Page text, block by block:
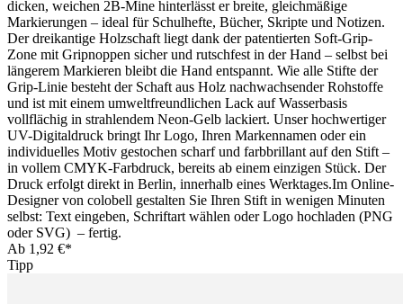
dicken, weichen 2B-Mine hinterlässt er breite, gleichmäßige
Markierungen – ideal für Schulhefte, Bücher, Skripte und Notizen.
Der dreikantige Holzschaft liegt dank der patentierten Soft-Grip-
Zone mit Gripnoppen sicher und rutschfest in der Hand – selbst bei
längerem Markieren bleibt die Hand entspannt. Wie alle Stifte der
Grip-Linie besteht der Schaft aus Holz nachwachsender Rohstoffe
und ist mit einem umweltfreundlichen Lack auf Wasserbasis
vollflächig in strahlendem Neon-Gelb lackiert. Unser hochwertiger
UV-Digitaldruck bringt Ihr Logo, Ihren Markennamen oder ein
individuelles Motiv gestochen scharf und farbbrillant auf den Stift –
in vollem CMYK-Farbdruck, bereits ab einem einzigen Stück. Der
Druck erfolgt direkt in Berlin, innerhalb eines Werktages.Im Online-
Designer von colobell gestalten Sie Ihren Stift in wenigen Minuten
selbst: Text eingeben, Schriftart wählen oder Logo hochladen (PNG
oder SVG) – fertig.
Ab 1,92 €*
Tipp